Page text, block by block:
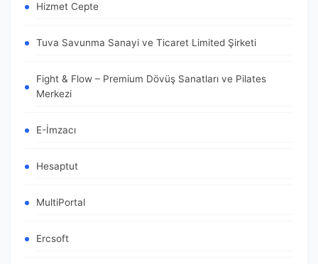
Hizmet Cepte
Tuva Savunma Sanayi ve Ticaret Limited Şirketi
Fight & Flow – Premium Dövüş Sanatları ve Pilates
Merkezi
E-İmzacı
Hesaptut
MultiPortal
Ercsoft